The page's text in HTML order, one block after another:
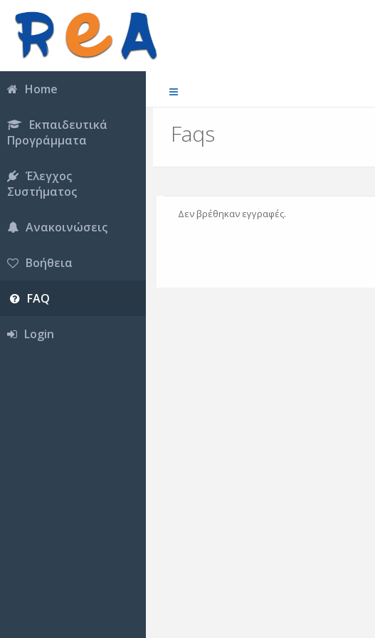
Home
Εκπαιδευτικά
Προγράμματα
Έλεγχος
Συστήματος
Ανακοινώσεις
Βοήθεια
FAQ
Login
Faqs
Δεν βρέθηκαν εγγραφές.